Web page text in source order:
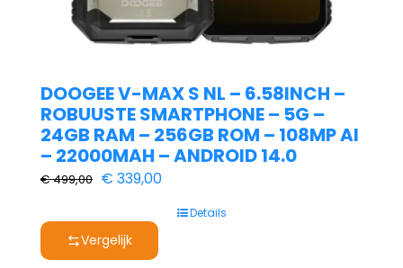
DOOGEE V-MAX S NL – 6.58INCH –
ROBUUSTE SMARTPHONE – 5G –
24GB RAM – 256GB ROM – 108MP AI
– 22000MAH – ANDROID 14.0
€499,00 Oorspronkelijke
was:
€ 499,00.
€ 339,00Huidige
prijs
Details
Vergelijk